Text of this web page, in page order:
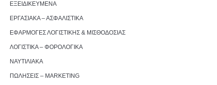
ΕΞΕΙΔΙΚΕΥΜΕΝΑ
ΕΡΓΑΣΙΑΚΑ – ΑΣΦΑΛΙΣΤΙΚΑ
ΕΦΑΡΜΟΓΕΣ ΛΟΓΙΣΤΙΚΗΣ & ΜΙΣΘΟΔΟΣΙΑΣ
ΛΟΓΙΣΤΙΚΑ – ΦΟΡΟΛΟΓΙΚΑ
ΝΑΥΤΙΛΙΑΚΑ
ΠΩΛΗΣΕΙΣ – MARKETING